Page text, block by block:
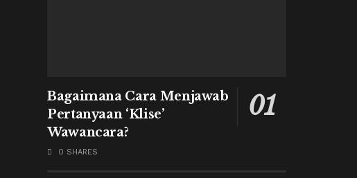
Bagaimana Cara Menjawab
Pertanyaan ‘Klise’
Wawancara?
0 SHARES